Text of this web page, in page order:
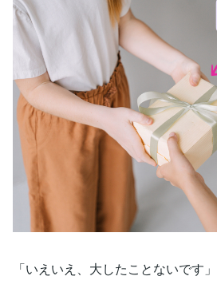
「いえいえ、大したことないです」